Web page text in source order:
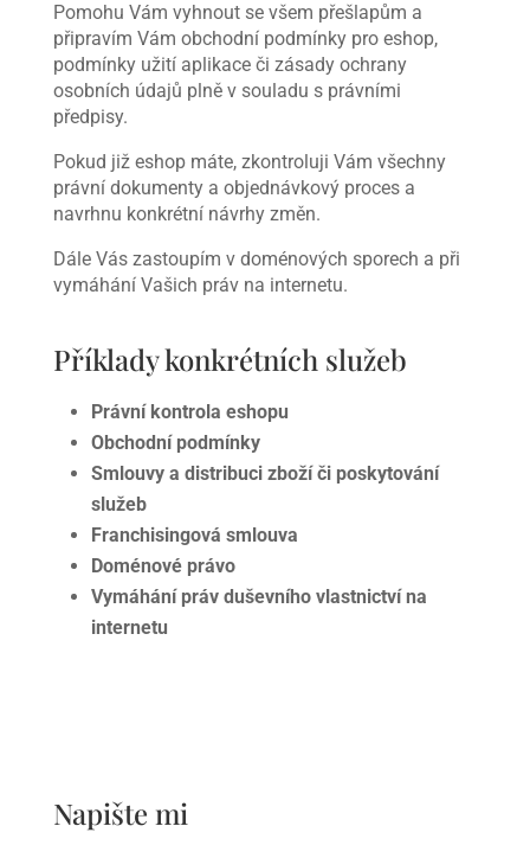
Pomohu Vám vyhnout se všem přešlapům a
připravím Vám obchodní podmínky pro eshop,
podmínky užití aplikace či zásady ochrany
osobních údajů plně v souladu s právními
předpisy.
Pokud již eshop máte, zkontroluji Vám všechny
právní dokumenty a objednávkový proces a
navrhnu konkrétní návrhy změn.
Dále Vás zastoupím v doménových sporech a při
vymáhání Vašich práv na internetu.
Příklady konkrétních služeb
Právní kontrola eshopu
Obchodní podmínky
Smlouvy a distribuci zboží či poskytování
služeb
Franchisingová smlouva
Doménové právo
Vymáhání práv duševního vlastnictví na
internetu
Napište mi